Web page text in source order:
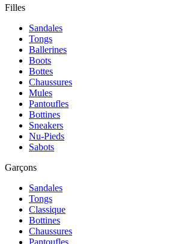
Filles
Sandales
Tongs
Ballerines
Boots
Bottes
Chaussures
Mules
Pantoufles
Bottines
Sneakers
Nu-Pieds
Sabots
Garçons
Sandales
Tongs
Classique
Bottines
Chaussures
Pantoufles